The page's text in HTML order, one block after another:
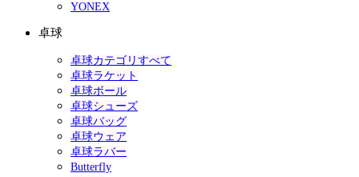
YONEX
卓球
卓球カテゴリすべて
卓球ラケット
卓球ボール
卓球シューズ
卓球バッグ
卓球ウェア
卓球ラバー
Butterfly